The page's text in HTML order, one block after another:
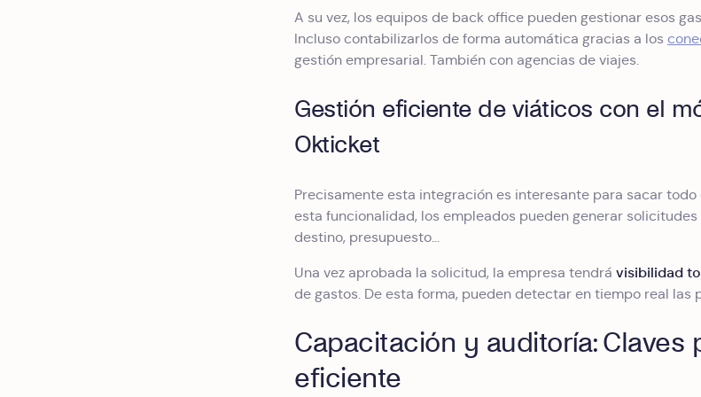
A su vez, los equipos de back office pueden gestionar esos
Incluso contabilizarlos de forma automática gracias a los
gestión empresarial. También con agencias de viajes.
Gestión eficiente de viáticos con el
Okticket
Precisamente esta integración es interesante para sacar
esta funcionalidad, los empleados pueden generar
destino, presupuesto…
Una vez aprobada la solicitud, la empresa tendrá visibilidad
de gastos. De esta forma, pueden detectar en tiempo real
Capacitación y auditoría:
eficiente